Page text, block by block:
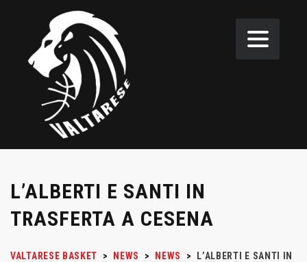
L’ALBERTI E SANTI IN
TRASFERTA A CESENA
VALTARESE BASKET > NEWS > NEWS >
L’ALBERTI E SANTI IN